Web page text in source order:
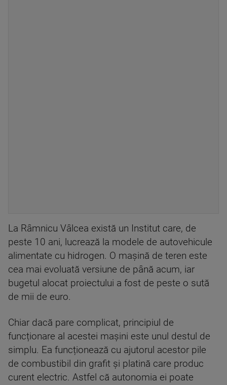
La Râmnicu Vâlcea există un Institut care, de
peste 10 ani, lucrează la modele de autovehicule
alimentate cu hidrogen. O mașină de teren este
cea mai evoluată versiune de până acum, iar
bugetul alocat proiectului a fost de peste o sută
de mii de euro.
Chiar dacă pare complicat, principiul de
funcționare al acestei mașini este unul destul de
simplu. Ea funcționează cu ajutorul acestor pile
de combustibil din grafit și platină care produc
curent electric. Astfel că autonomia ei poate